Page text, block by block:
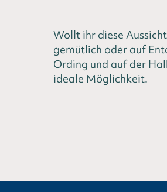
Wollt ihr diese
gemütlich oder auf
Ording und auf der
ideale Möglichkeit.